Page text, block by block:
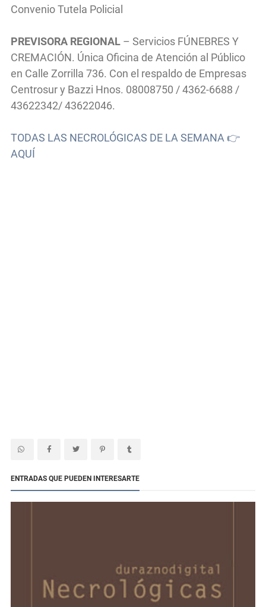
Convenio Tutela Policial
PREVISORA REGIONAL – Servicios FÚNEBRES Y
CREMACIÓN. Única Oficina de Atención al Público
en Calle Zorrilla 736. Con el respaldo de Empresas
Centrosur y Bazzi Hnos. 08008750 / 4362-6688 /
43622342/ 43622046.
TODAS LAS NECROLÓGICAS DE LA SEMANA 👉
AQUÍ
ENTRADAS QUE PUEDEN INTERESARTE